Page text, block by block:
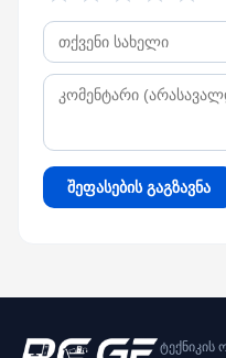
შეფასების გაგზავნა
ტექნიკის